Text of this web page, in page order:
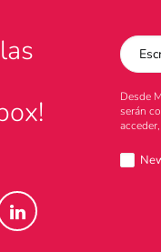
Desde
serán